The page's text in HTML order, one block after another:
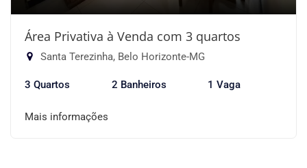
Área Privativa à Venda com 3 quartos
Santa Terezinha, Belo Horizonte-MG
3 Quartos 2 Banheiros 1 Vaga
Mais informações